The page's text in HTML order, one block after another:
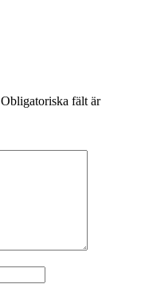
Obligatoriska fält är